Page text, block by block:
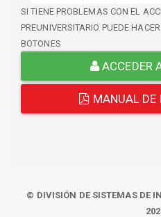
SI TIENE PROBLEMAS CON EL
PREUNIVERSITARIO PUEDE
BOTONES
ACCEDER
MANUAL DE
© DIVISIÓN DE SISTEMAS DE